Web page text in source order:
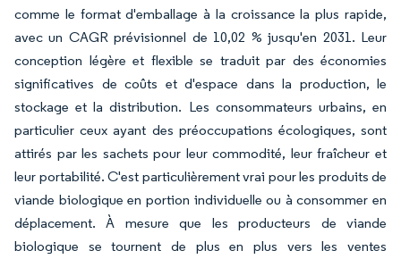
comme le format d'emballage à la croissance la plus rapide,
avec un CAGR prévisionnel de 10,02 % jusqu'en 2031. Leur
conception légère et flexible se traduit par des économies
significatives de coûts et d'espace dans la production, le
stockage et la distribution. Les consommateurs urbains, en
particulier ceux ayant des préoccupations écologiques, sont
attirés par les sachets pour leur commodité, leur fraîcheur et
leur portabilité. C'est particulièrement vrai pour les produits de
viande biologique en portion individuelle ou à consommer en
déplacement. À mesure que les producteurs de viande
biologique se tournent de plus en plus vers les ventes